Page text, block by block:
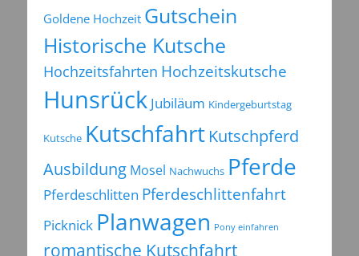
Goldene Hochzeit Gutschein
Historische Kutsche
Hochzeitsfahrten Hochzeitskutsche
Hunsrück Jubiläum Kindergeburtstag
Kutsche Kutschfahrt Kutschpferd
Ausbildung Mosel Nachwuchs Pferde
Pferdeschlitten Pferdeschlittenfahrt
Picknick Planwagen Pony einfahren
romantische Kutschfahrt